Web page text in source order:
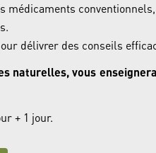
médicaments
délivrer des conseils
naturelles, vous
+ 1 jour.